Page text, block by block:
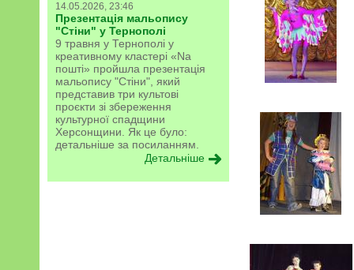
14.05.2026, 23:46
Презентація мальопису
"Стіни" у Тернополі
9 травня у Тернополі у
креативному кластері «Na
пошті» пройшла презентація
мальопису "Стіни", який
представив три культові
проєкти зі збереження
культурної спадщини
Херсонщини. Як це було:
детальніше за посиланням.
Детальніше